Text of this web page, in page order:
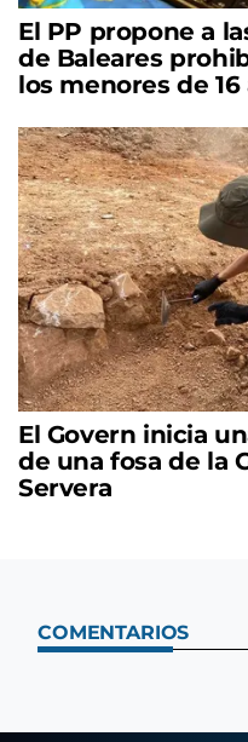
El PP propone a
de Baleares
los menores de 16
El Govern inicia
de una fosa de la
Servera
COMENTARIOS